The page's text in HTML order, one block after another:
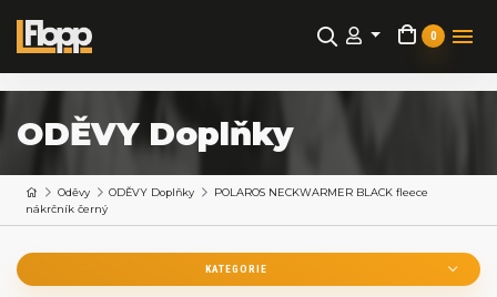
0
ODĚVY Doplňky
Oděvy ODĚVY Doplňky
POLAROS NECKWARMER BLACK fleece
nákrčník černý
KATEGORIE